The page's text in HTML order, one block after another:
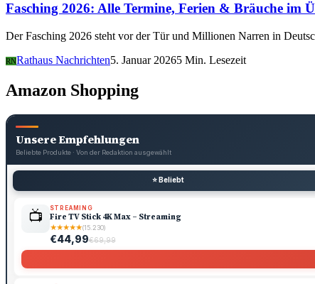
Fasching 2026: Alle Termine, Ferien & Bräuche im
Der Fasching 2026 steht vor der Tür und Millionen Narren in
RNRathaus Nachrichten5. Januar 20265 Min. Lesezeit
Amazon Shopping
Unsere Empfehlungen
Beliebte Produkte · Von der Redaktion ausgewählt
⭐ Beliebt
📺 STREAMING
Fire TV Stick 4K Max – Streaming
★★★★★(15.230)
€44,99€69,99